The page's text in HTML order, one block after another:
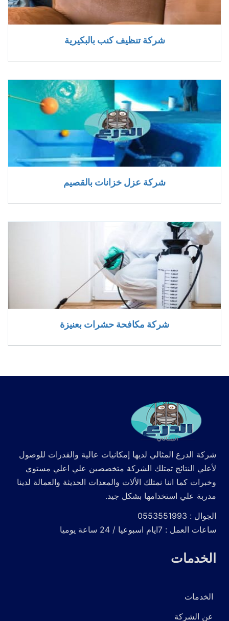
شركة تنظيف كنب بالبكيرية
شركة عزل خزانات بالقصيم
شركة مكافحة حشرات بعنيزة
شركة الدرع المثالي لديها إمكانيات عالية والقدرات للوصول
لأعلي النتائج تمتلك الشركة متخصصين علي اعلي مستوي
وخبرات كما اننا نمتلك الألات والمعدات الحديثة والعمالة لدينا
مدربة علي استخدامها بشكل جيد.
الجوال : 0553551993
ساعات العمل : 7ايام اسبوعيا / 24 ساعة يوميا
الخدمات
الخدمات
عن الشركة